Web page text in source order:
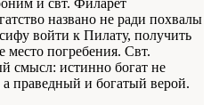
и свт. Филарет
названо не ради похвалы
войти к Пилату, получить
место погребения. Свт.
смысл: истинно богат не
праведный и богатый верой.